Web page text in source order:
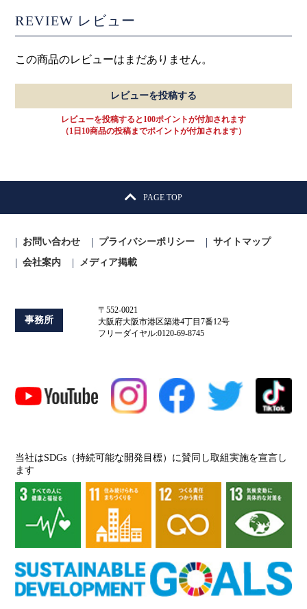
REVIEW レビュー
この商品のレビューはまだありません。
レビューを投稿する
レビューを投稿すると100ポイントが付加されます
（1日10商品の投稿までポイントが付加されます）
PAGE TOP
お問い合わせ プライバシーポリシー
サイトマップ
会社案内
メディア掲載
事務所
〒552-0021
大阪府大阪市港区築港4丁目7番12号
フリーダイヤル:0120-69-8745
当社はSDGs（持続可能な開発目標）に賛同し取組実施を宣言し
ます